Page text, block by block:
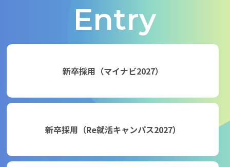
Entry
新卒採用（マイナビ2027）
新卒採用（Re就活キャンパス2027）